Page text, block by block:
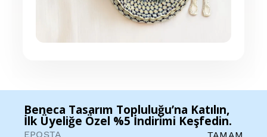
Beneca Tasarım Topluluğu’na Katılın,
İlk Üyeliğe Özel %5 İndirimi Keşfedin.